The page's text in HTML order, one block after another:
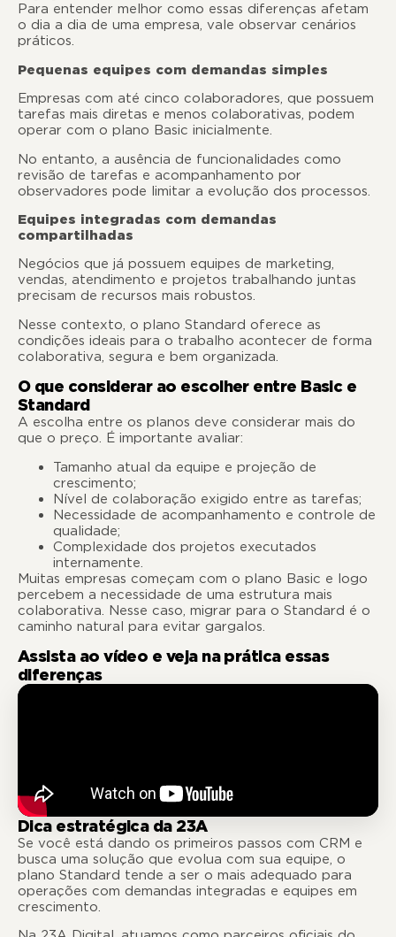
Para entender melhor como essas diferenças afetam
o dia a dia de uma empresa, vale observar cenários
práticos.
Pequenas equipes com demandas simples
Empresas com até cinco colaboradores, que possuem
tarefas mais diretas e menos colaborativas, podem
operar com o plano Basic inicialmente.
No entanto, a ausência de funcionalidades como
revisão de tarefas e acompanhamento por
observadores pode limitar a evolução dos processos.
Equipes integradas com demandas
compartilhadas
Negócios que já possuem equipes de marketing,
vendas, atendimento e projetos trabalhando juntas
precisam de recursos mais robustos.
Nesse contexto, o plano Standard oferece as
condições ideais para o trabalho acontecer de forma
colaborativa, segura e bem organizada.
O que considerar ao escolher entre Basic e
Standard
A escolha entre os planos deve considerar mais do
que o preço. É importante avaliar:
Tamanho atual da equipe e projeção de
crescimento;
Nível de colaboração exigido entre as tarefas;
Necessidade de acompanhamento e controle de
qualidade;
Complexidade dos projetos executados
internamente.
Muitas empresas começam com o plano Basic e logo
percebem a necessidade de uma estrutura mais
colaborativa. Nesse caso, migrar para o Standard é o
caminho natural para evitar gargalos.
Assista ao vídeo e veja na prática essas
diferenças
Dica estratégica da 23A
Se você está dando os primeiros passos com CRM e
busca uma solução que evolua com sua equipe, o
plano Standard tende a ser o mais adequado para
operações com demandas integradas e equipes em
crescimento.